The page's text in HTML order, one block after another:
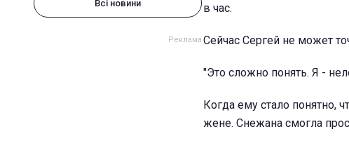
Всі новини
в час.
Сейчас Сергей не может
"Это сложно понять. Я -
Когда ему стало понятно,
жене. Снежана смогла